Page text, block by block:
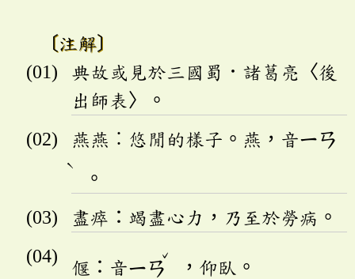
〔注解〕
典故或見於三國蜀．諸葛亮〈後
出師表〉。
燕燕︰悠閒的樣子。燕，音ㄧㄢ
ˋ
。
盡瘁：竭盡心力，乃至於勞病。
偃：音ㄧㄢ
ˇ
，仰臥。